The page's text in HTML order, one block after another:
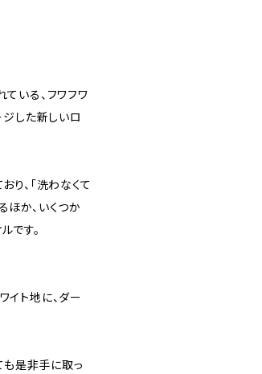
いる、フワフワ
した新しいロ
り、「洗わなくて
か、いくつか
です。
イト地に、ダー
是非手に取っ